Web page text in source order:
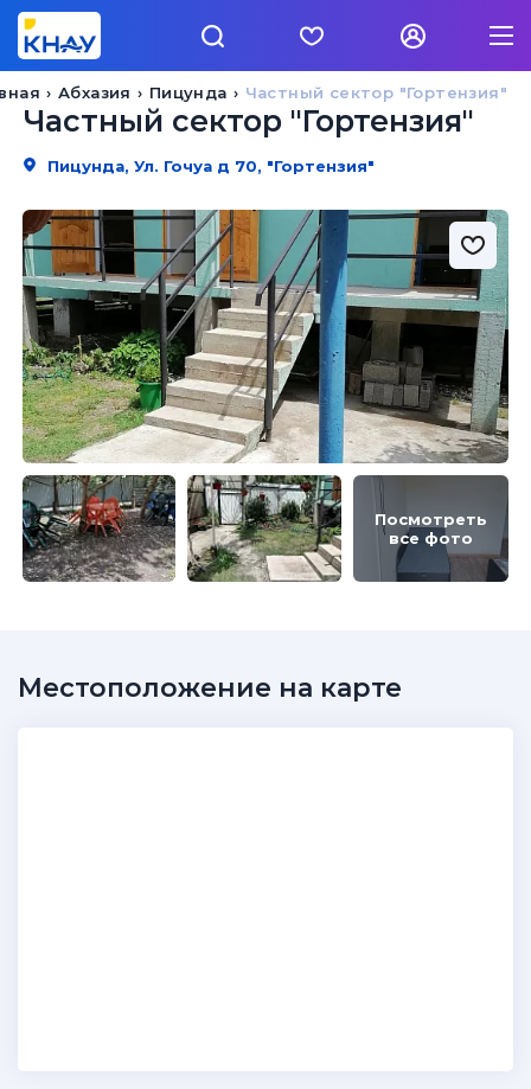
Частный сектор "Гортензия"
Пицунда
Абхазия
Частный сектор "Гортензия"
Пицунда, Ул. Гочуа д 70, "Гортензия"
Посмотреть
все фото
Местоположение на карте